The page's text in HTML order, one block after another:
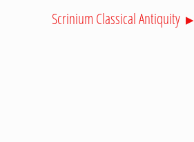
Scrinium Classical Antiquity